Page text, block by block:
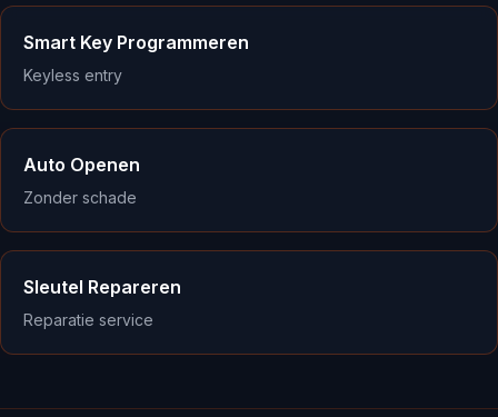
Smart Key Programmeren
Keyless entry
Auto Openen
Zonder schade
Sleutel Repareren
Reparatie service